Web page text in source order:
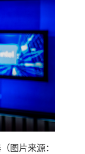
图片来源：